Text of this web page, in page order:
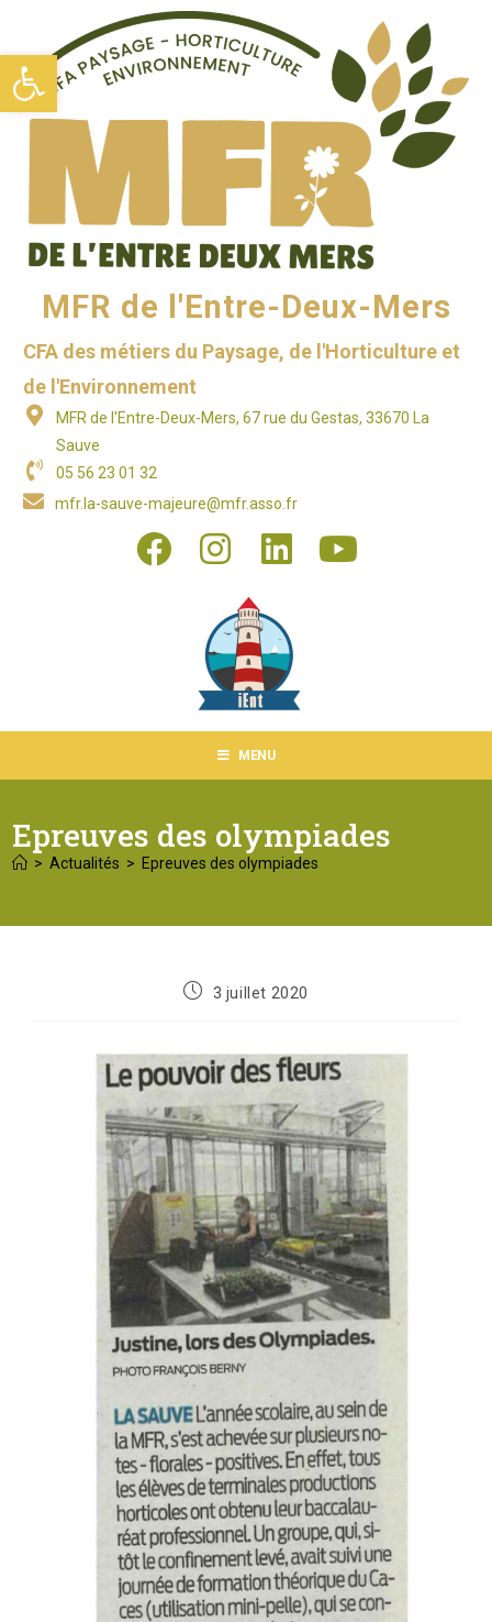
Ouvrir la barre d’outils
MFR de l'Entre-Deux-Mers
CFA des métiers du Paysage, de l'Horticulture et
de l'Environnement
MFR de l'Entre-Deux-Mers, 67 rue du Gestas, 33670 La
Sauve
05 56 23 01 32
mfr.la-sauve-majeure@mfr.asso.fr
MENU
Epreuves des olympiades
> Actualités > Epreuves des olympiades
3 juillet 2020